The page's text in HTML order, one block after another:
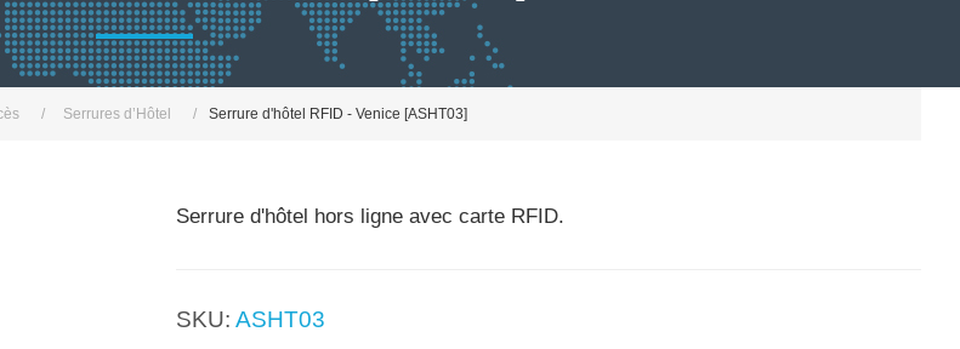
/ Serrures d’Hôtel / Serrure d'hôtel RFID - Venice [ASHT03]
Serrure d'hôtel hors ligne avec carte RFID.
SKU: ASHT03